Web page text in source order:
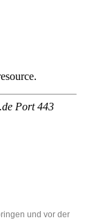
und vor der